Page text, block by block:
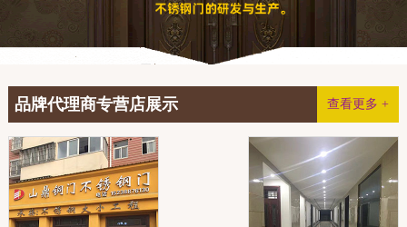
查看更多 +
品牌代理商专营店展示